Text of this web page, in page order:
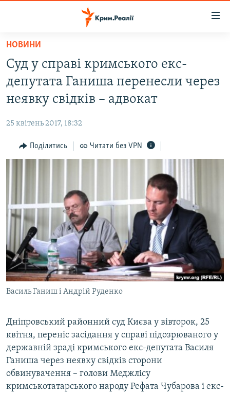
Перейти
основного
матеріалу
Перейти
до
основної
Перейти
до
ВОДА.КРИМ
ВІДЕО ТА ФОТО
БЛОГИ
ПОГЛЯД
СПЕЦПРОЕКТИ
ДЕПОРТАЦІЯ
ВІДЕОУРОКИ «ELIFBE»
СВІДЧЕННЯ ОКУПАЦІЇ
УКРАЇНСЬКА ПРОБЛЕМА КРИМУ
ІНФОГРАФІКА
ЯК ОБІЙТИ БЛОКУВАННЯ
Русский
Qırımtatar
ДОЛУЧАЙСЯ!
Усі сайти RFE/RL
НОВИНИ
Суд у справі кримського екс-
депутата Ганиша перенесли через
неявку свідків – адвокат
25 квітень 2017, 18:32
Поділитись Читати без VPN
Василь Ганиш і Андрій Руденко
Дніпровський районний суд Києва у вівторок, 25
квітня, переніс засідання у справі підозрюваного у
державній зраді кримського екс-депутата Василя
Ганиша через неявку свідків сторони
обвинувачення – голови Меджлісу
кримськотатарського народу Рефата Чубарова і екс-